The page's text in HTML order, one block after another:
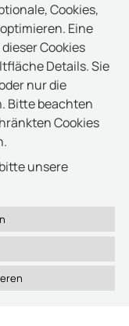
Cookies,
Eine
Cookies
Details. Sie
nur die
Bitte beachten
Cookies
unsere